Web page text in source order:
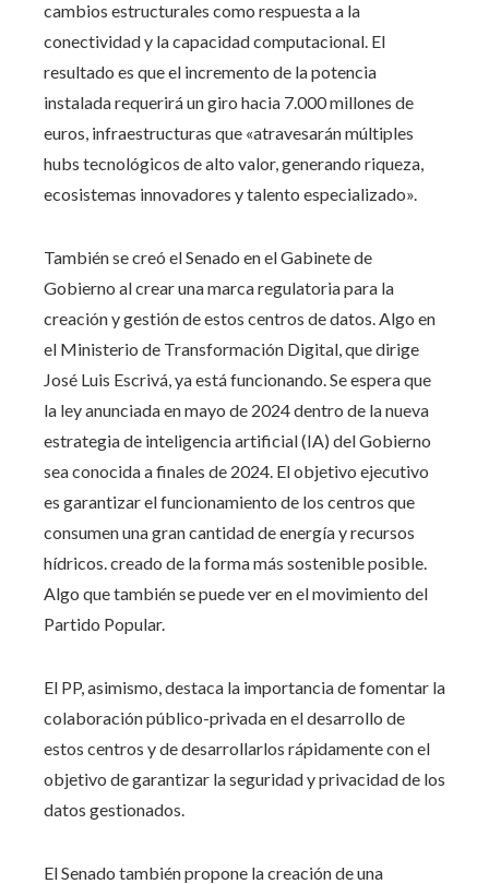
cambios estructurales como respuesta a la
conectividad y la capacidad computacional. El
resultado es que el incremento de la potencia
instalada requerirá un giro hacia 7.000 millones de
euros, infraestructuras que «atravesarán múltiples
hubs tecnológicos de alto valor, generando riqueza,
ecosistemas innovadores y talento especializado».
También se creó el Senado en el Gabinete de
Gobierno al crear una marca regulatoria para la
creación y gestión de estos centros de datos. Algo en
el Ministerio de Transformación Digital, que dirige
José Luis Escrivá, ya está funcionando. Se espera que
la ley anunciada en mayo de 2024 dentro de la nueva
estrategia de inteligencia artificial (IA) del Gobierno
sea conocida a finales de 2024. El objetivo ejecutivo
es garantizar el funcionamiento de los centros que
consumen una gran cantidad de energía y recursos
hídricos. creado de la forma más sostenible posible.
Algo que también se puede ver en el movimiento del
Partido Popular.
El PP, asimismo, destaca la importancia de fomentar la
colaboración público-privada en el desarrollo de
estos centros y de desarrollarlos rápidamente con el
objetivo de garantizar la seguridad y privacidad de los
datos gestionados.
El Senado también propone la creación de una